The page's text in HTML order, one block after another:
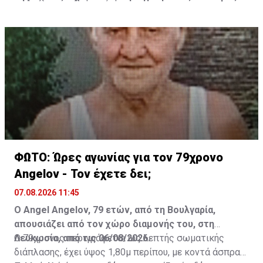
ΦΩΤΟ: Ώρες αγωνίας για τον 79χρονο
Angelov - Τον έχετε δει;
07.08.2026 11:45
Ο Angel Angelov, 79 ετών, από τη Βουλγαρία,
απουσιάζει από τον χώρο διαμονής του, στη
Λευκωσία, από τις 06/08/2026.
Ο 79χρονος περιγράφεται ως λεπτής σωματικής
διάπλασης, έχει ύψος 1,80μ περίπου, με κοντά άσπρα